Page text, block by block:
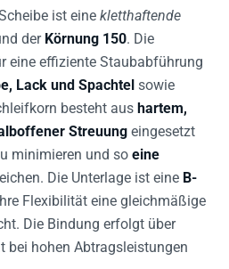
ist eine kletthaftende
der Körnung 150. Die
eine effiziente Staubabführung
Lack und Spachtel sowie
besteht aus hartem,
Streuung eingesetzt
minimieren und so eine
Die Unterlage ist eine B-
Flexibilität eine gleichmäßige
Die Bindung erfolgt über
bei hohen Abtragsleistungen